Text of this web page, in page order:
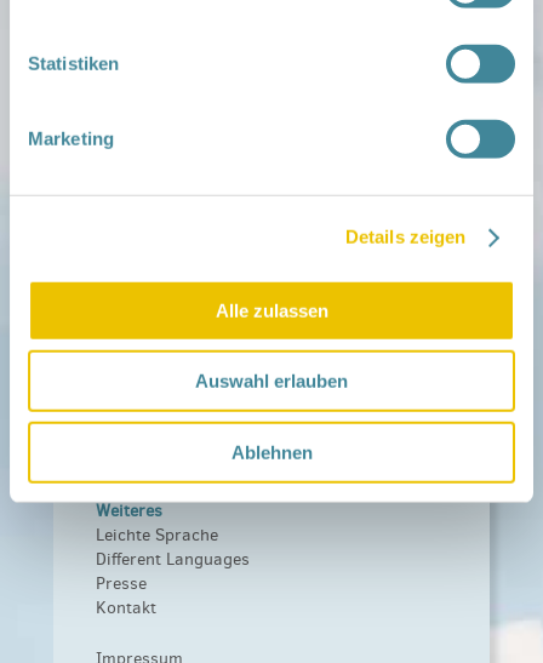
Statistiken
Marketing
Details zeigen
Alle zulassen
Auswahl erlauben
Ablehnen
Netzwerk-Kompass
Aktuelles
Das Familienhandbuch
Leitbild
Träger und Förderer
Förderer werden / Spenden
Weiteres
Leichte Sprache
Different Languages
Presse
Kontakt